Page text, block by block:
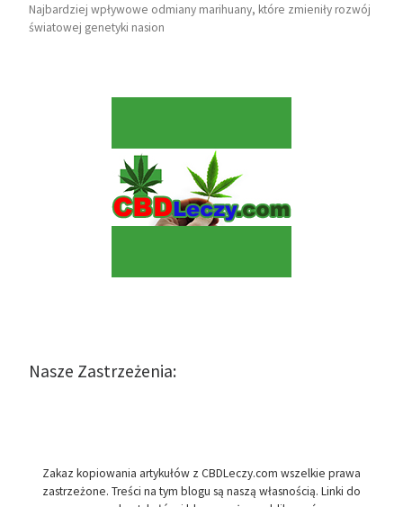
Najbardziej wpływowe odmiany marihuany, które zmieniły rozwój
światowej genetyki nasion
Nasze Zastrzeżenia:
Zakaz kopiowania artykułów z CBDLeczy.com wszelkie prawa
zastrzeżone. Treści na tym blogu są naszą własnością. Linki do